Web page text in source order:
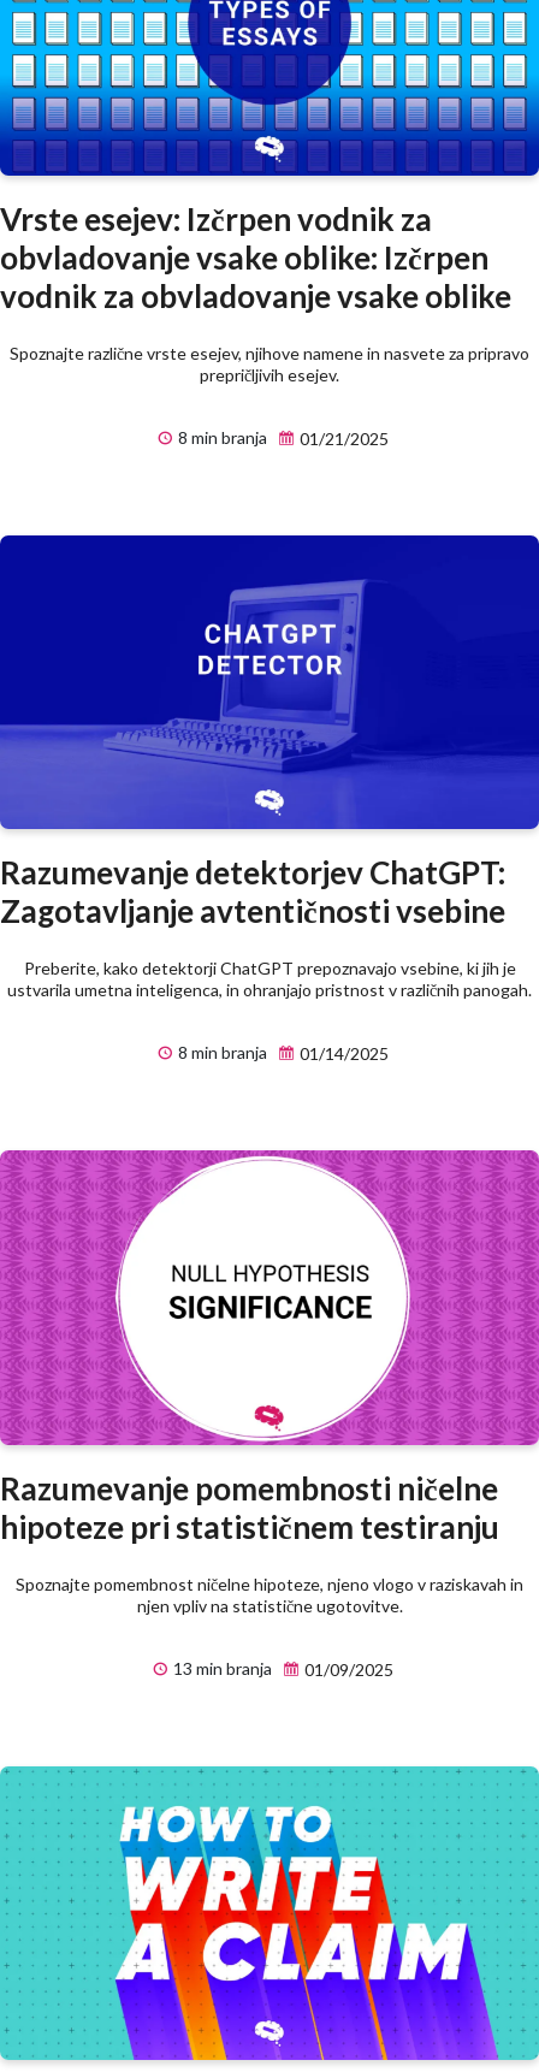
Vrste esejev: Izčrpen vodnik za
obvladovanje vsake oblike: Izčrpen
vodnik za obvladovanje vsake oblike
Spoznajte različne vrste esejev, njihove namene in nasvete za pripravo
prepričljivih esejev.
8 min branja 01/21/2025
Razumevanje detektorjev ChatGPT:
Zagotavljanje avtentičnosti vsebine
Preberite, kako detektorji ChatGPT prepoznavajo vsebine, ki jih je
ustvarila umetna inteligenca, in ohranjajo pristnost v različnih panogah.
8 min branja 01/14/2025
Razumevanje pomembnosti ničelne
hipoteze pri statističnem testiranju
Spoznajte pomembnost ničelne hipoteze, njeno vlogo v raziskavah in
njen vpliv na statistične ugotovitve.
13 min branja 01/09/2025